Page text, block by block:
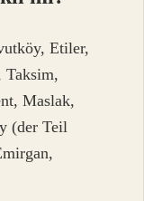
Etiler,
Taksim,
Maslak,
(der Teil